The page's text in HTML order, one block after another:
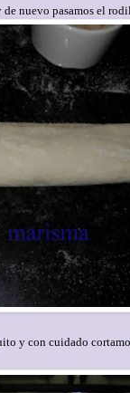
nuevo pasamos el
y con cuidado